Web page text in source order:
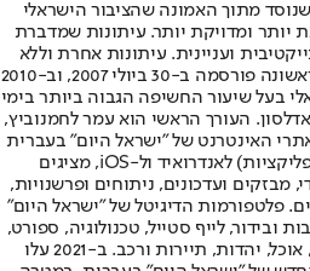
מתוך האמונה שהציבור הישראלי
יותר ומדויקת יותר. עיתונות שמדברת
ועניינית. עיתונות אחרת וללא
תשלום. המהדורה המודפסת הראשונה פורסמה ב-30 ביולי 2007, וב-2010
בעל שיעור החשיפה הגבוה ביותר בימי
העורך הראשי הוא עמר לחמנוביץ,
האינטרנט של "ישראל היום" בעברית
ובאנגלית, כמו כן היישומונים (אפליקציות) לאנדרואיד ול-iOS, מציגים
מבזקים ועדכונים, ניתוחים ופרשנויות,
פלטפורמות הדיגיטל של "ישראל היום"
ובידור, לייף סטייל, טכנולוגיה, ספורט,
כלכלה וצרכנות, בריאות, חיילים, אוכל, יהדות, תיירות ורכב. ב-2021 עלו